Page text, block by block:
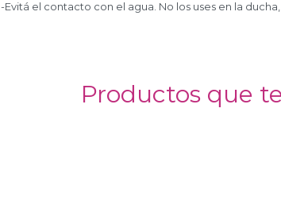
-Evitá el contacto con el agua. No los uses en la ducha,
Productos que